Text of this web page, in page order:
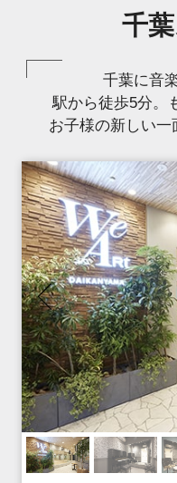
千
千葉に音
駅から徒歩5分。
お子様の新しい一